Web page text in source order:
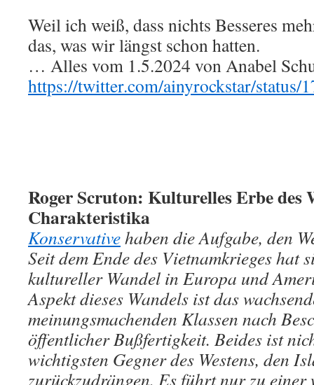
Weil ich weiß, dass nichts Besseres
das, was wir längst schon hatten.
… Alles vom 1.5.2024 von Anabel
https://twitter.com/ainyrockstar/status/
Roger Scruton: Kulturelles Erbe des
Charakteristika
Konservativehaben die Aufgabe, den
Seit dem Ende des Vietnamkrieges hat
kultureller Wandel in Europa und
Aspekt dieses Wandels ist das
meinungsmachenden Klassen nach
öffentlicher Bußfertigkeit. Beides ist
wichtigsten Gegner des Westens, den
zurückzudrängen. Es führt nur zu einer